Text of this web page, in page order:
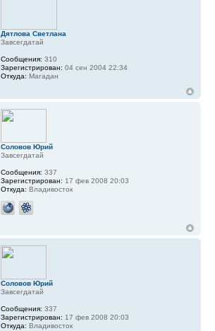
Дятлова Светлана
Завсегдатай
Сообщения: 310
Зарегистрирован: 04 сен 2004 22:34
Откуда: Магадан
Соловов Юрий
Завсегдатай
Сообщения: 337
Зарегистрирован: 17 фев 2008 20:03
Откуда: Владивосток
Соловов Юрий
Завсегдатай
Сообщения: 337
Зарегистрирован: 17 фев 2008 20:03
Откуда: Владивосток